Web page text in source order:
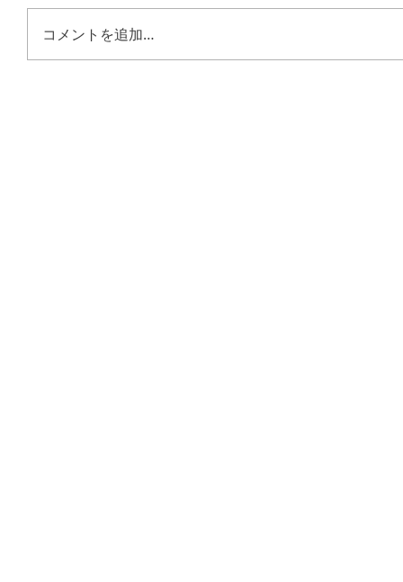
コメントを追加…